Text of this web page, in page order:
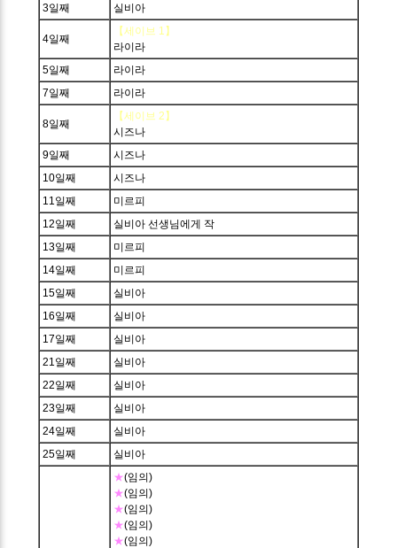
3일째
실비아
4일째
【세이브 1】
라이라
5일째
라이라
7일째
라이라
8일째
【세이브 2】
시즈나
9일째
시즈나
10일째
시즈나
11일째
미르피
12일째
실비아 선생님에게 작
13일째
미르피
14일째
미르피
15일째
실비아
16일째
실비아
17일째
실비아
21일째
실비아
22일째
실비아
23일째
실비아
24일째
실비아
25일째
실비아
★(임의)
★(임의)
★(임의)
★(임의)
★(임의)